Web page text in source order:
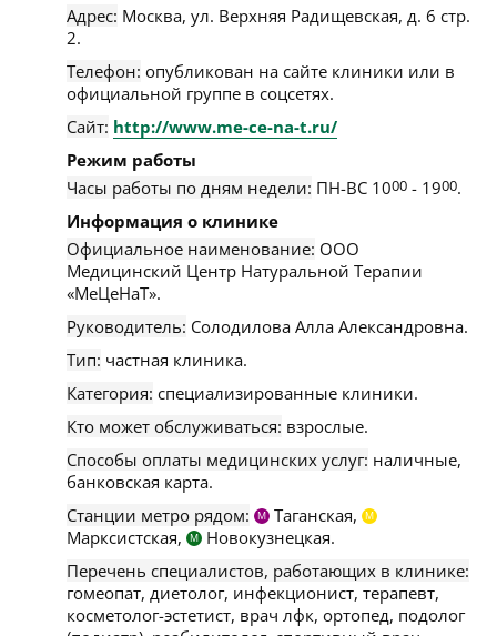
Адрес: Москва, ул. Верхняя Радищевская, д. 6 стр.
2.
Телефон: опубликован на сайте клиники или в
официальной группе в соцсетях.
Сайт: http://www.me-ce-na-t.ru/
Режим работы
Часы работы по дням недели: ПН-ВС 1000 - 1900.
Информация о клинике
Официальное наименование: ООО
Медицинский Центр Натуральной Терапии
«МеЦеНаТ».
Руководитель: Солодилова Алла Александровна.
Тип: частная клиника.
Категория: специализированные клиники.
Кто может обслуживаться: взрослые.
Способы оплаты медицинских услуг: наличные,
банковская карта.
Станции метро рядом:
М Таганская, М
Марксистская, М
Новокузнецкая.
Перечень специалистов, работающих в клинике:
гомеопат, диетолог, инфекционист, терапевт,
косметолог-эстетист, врач лфк, ортопед, подолог